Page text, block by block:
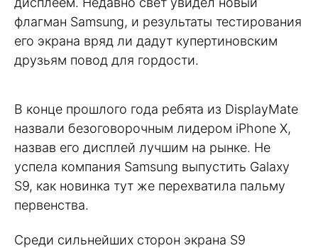
флагман Samsung, и результаты тестирования
его экрана вряд ли дадут купертиновским
друзьям повод для гордости.
В конце прошлого года ребята из DisplayMate
назвали безоговорочным лидером iPhone X,
назвав его дисплей лучшим на рынке. Не
успела компания Samsung выпустить Galaxy
S9, как новинка тут же перехватила пальму
первенства.
Среди сильнейших сторон экрана S9